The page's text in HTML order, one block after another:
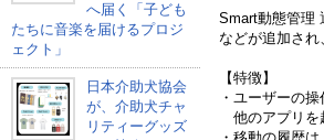
へ届く「子ども
たちに音楽を届けるプロジ
ェクト」
日本介助犬協会
が、介助犬チャ
リティーグッズ
Smart動態管理
などが追加され
【特徴】
・ユーザーの
他のアプリを